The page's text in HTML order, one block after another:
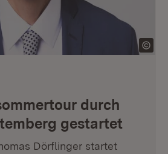
durch
gestartet
Dörflinger startet